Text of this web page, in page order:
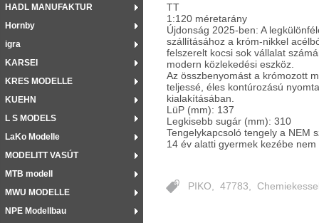
HADL MANUFAKTUR
Hornby
igra
KARSEI
KRES MODELLE
KUEHN
L S MODELS
LaKo Modelle
MODELITT VASÚT
MTB modell
MWU MODELLE
NPE Modellbau
TT
1:120 méretarány
Újdonság 2025-ben: A
szállításához a króm-nikkel
felszerelt kocsi sok vállalat
modern közlekedési eszköz.
Az összbenyomást a krómozott
teljessé, éles kontúrozású
kialakításában.
LüP (mm): 137
Legkisebb sugár (mm): 310
Tengelykapcsoló tengely a NEM
14 év alatti gyermek kezébe nem
PIKO 47783